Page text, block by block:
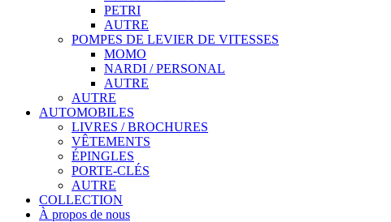
PETRI
AUTRE
POMPES DE LEVIER DE VITESSES
MOMO
NARDI / PERSONAL
AUTRE
AUTRE
AUTOMOBILES
LIVRES / BROCHURES
VÊTEMENTS
ÉPINGLES
PORTE-CLÉS
AUTRE
COLLECTION
À propos de nous